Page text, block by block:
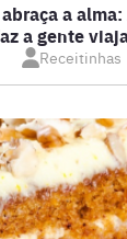
a
a gente
Receitinhas